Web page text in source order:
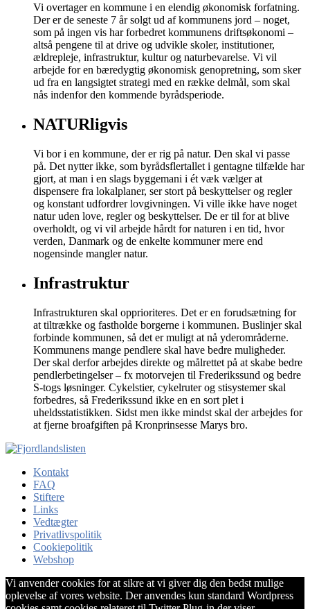
Vi overtager en kommune i en elendig økonomisk forfatning.
Der er de seneste 7 år solgt ud af kommunens jord – noget,
som på ingen vis har forbedret kommunens driftsøkonomi –
altså pengene til at drive og udvikle skoler, institutioner,
ældrepleje, infrastruktur, kultur og naturbevarelse. Vi vil
arbejde for en bæredygtig økonomisk genopretning, som sker
ud fra en langsigtet strategi med en række delmål, som skal
nås indenfor den kommende byrådsperiode.
NATURligvis
Vi bor i en kommune, der er rig på natur. Den skal vi passe
på. Det nytter ikke, som byrådsflertallet i gentagne tilfælde har
gjort, at man i en slags byggemani i ét væk vælger at
dispensere fra lokalplaner, ser stort på beskyttelser og regler
og konstant udfordrer lovgivningen. Vi ville ikke have noget
natur uden love, regler og beskyttelser. De er til for at blive
overholdt, og vi vil arbejde hårdt for naturen i en tid, hvor
verden, Danmark og de enkelte kommuner mere end
nogensinde mangler natur.
Infrastruktur
Infrastrukturen skal opprioriteres. Det er en forudsætning for
at tiltrække og fastholde borgerne i kommunen. Buslinjer skal
forbinde kommunen, så det er muligt at nå yderområderne.
Kommunens mange pendlere skal have bedre muligheder.
Der skal derfor arbejdes direkte og målrettet på at skabe bedre
pendlerbetingelser – fx motorvejen til Frederikssund og bedre
S-togs løsninger. Cykelstier, cykelruter og stisystemer skal
forbedres, så Frederikssund ikke en en sort plet i
uheldsstatistikken. Sidst men ikke mindst skal der arbejdes for
at fjerne broafgiften på Kronprinsesse Marys bro.
Kontakt
FAQ
Stiftere
Links
Vedtægter
Privatlivspolitik
Cookiepolitik
Webshop
Vi anvender cookies for at sikre at vi giver dig den bedst mulige
oplevelse af vores website. Der anvendes kun standard Wordpress